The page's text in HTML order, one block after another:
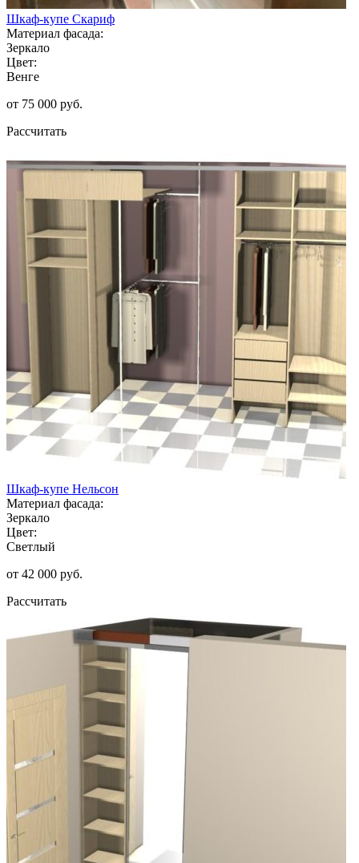
Шкаф-купе Скариф
Материал фасада:
Зеркало
Цвет:
Венге
от 75 000 руб.
Рассчитать
Шкаф-купе Нельсон
Материал фасада:
Зеркало
Цвет:
Светлый
от 42 000 руб.
Рассчитать